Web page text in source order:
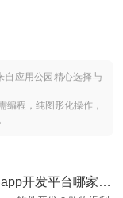
自应用公园精心选择与
编程，纯图形化操作，
开发淘客分销app,淘客app开发平台哪家厉害